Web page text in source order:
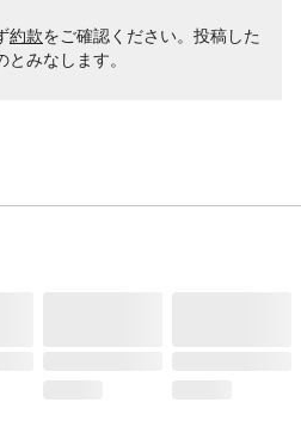
約款をご確認ください。投稿した
みなします。